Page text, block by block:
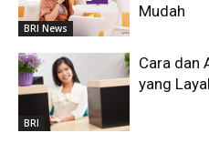
BRI News
Mudah
BRI
Cara dan
yang